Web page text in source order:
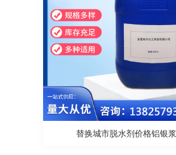
替换城市脱水剂价格铝银浆